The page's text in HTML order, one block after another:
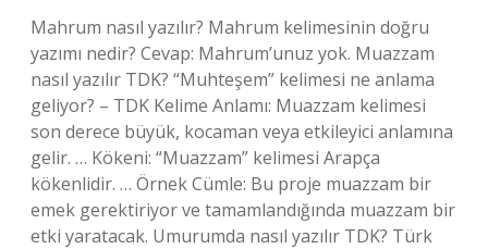
Mahrum nasıl yazılır? Mahrum kelimesinin doğru
yazımı nedir? Cevap: Mahrum’unuz yok. Muazzam
nasıl yazılır TDK? “Muhteşem” kelimesi ne anlama
geliyor? – TDK Kelime Anlamı: Muazzam kelimesi
son derece büyük, kocaman veya etkileyici anlamına
gelir. … Kökeni: “Muazzam” kelimesi Arapça
kökenlidir. … Örnek Cümle: Bu proje muazzam bir
emek gerektiriyor ve tamamlandığında muazzam bir
etki yaratacak. Umurumda nasıl yazılır TDK? Türk